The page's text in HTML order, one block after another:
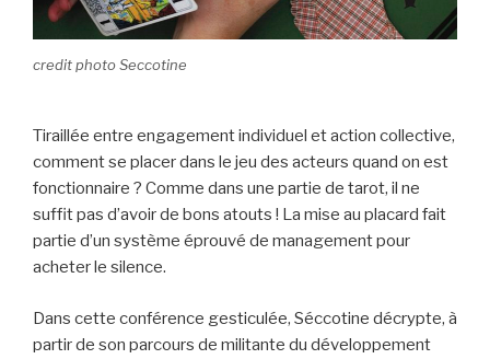
credit photo Seccotine
Tiraillée entre engagement individuel et action collective,
comment se placer dans le jeu des acteurs quand on est
fonctionnaire ? Comme dans une partie de tarot, il ne
suffit pas d’avoir de bons atouts ! La mise au placard fait
partie d’un système éprouvé de management pour
acheter le silence.
Dans cette conférence gesticulée, Séccotine décrypte, à
partir de son parcours de militante du développement